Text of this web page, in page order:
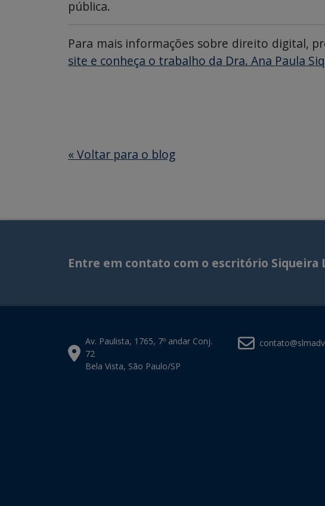
pública.
Para mais informações sobre direito digital,
site e conheça o trabalho da Dra. Ana Paula
« Voltar para o blog
Entre em contato com o escritório Siqueira
Av. Paulista, 1765, 7º andar Conj.
72
Bela Vista, São Paulo/SP